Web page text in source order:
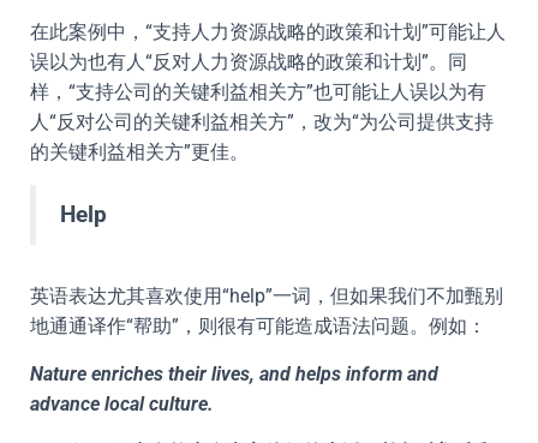
在此案例中，“支持人力资源战略的政策和计划”可能让人
误以为也有人“反对人力资源战略的政策和计划”。同
样，“支持公司的关键利益相关方”也可能让人误以为有
人“反对公司的关键利益相关方”，改为“为公司提供支持
的关键利益相关方”更佳。
Help
英语表达尤其喜欢使用“help”一词，但如果我们不加甄别
地通通译作“帮助”，则很有可能造成语法问题。例如：
Nature enriches their lives, and helps inform and
advance local culture.